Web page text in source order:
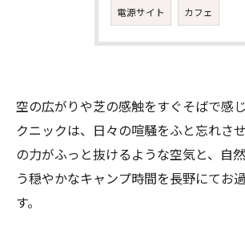
電源サイト カフェ
空の広がりや芝の感触をすぐそばで感
クニックは、日々の喧騒をふと忘れさ
の力がふっと抜けるような空気と、自
う穏やかなキャンプ時間を長野にてお
す。